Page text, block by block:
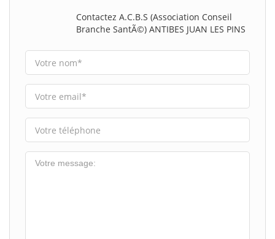
Contactez A.C.B.S (Association Conseil
Branche SantÃ©) ANTIBES JUAN LES PINS